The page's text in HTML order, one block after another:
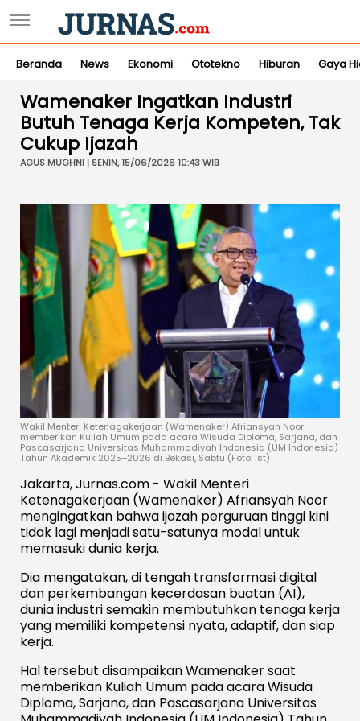
Beranda News Ekonomi Ototekno Hiburan Gaya
Wamenaker Ingatkan Industri
Butuh Tenaga Kerja Kompeten, Tak
Cukup Ijazah
AGUS MUGHNI | SENIN, 15/06/2026 10:43 WIB
Wakil Menteri Ketenagakerjaan (Wamenaker) Afriansyah Noor
memberikan Kuliah Umum pada acara Wisuda Diploma, Sarjana, dan
Pascasarjana Universitas Muhammadiyah Indonesia (UM Indonesia)
Tahun Akademik 2025–2026 di Bekasi, Sabtu (Foto: Ist)
Jakarta, Jurnas.com - Wakil Menteri
Ketenagakerjaan (Wamenaker) Afriansyah Noor
mengingatkan bahwa ijazah perguruan tinggi kini
tidak lagi menjadi satu-satunya modal untuk
memasuki dunia kerja.
Dia mengatakan, di tengah transformasi digital
dan perkembangan kecerdasan buatan (AI),
dunia industri semakin membutuhkan tenaga kerja
yang memiliki kompetensi nyata, adaptif, dan siap
kerja.
Hal tersebut disampaikan Wamenaker saat
memberikan Kuliah Umum pada acara Wisuda
Diploma, Sarjana, dan Pascasarjana Universitas